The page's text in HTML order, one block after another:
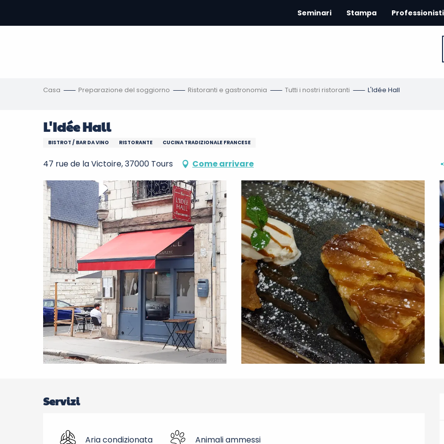
contenu
Seminari Stampa
Casa Preparazione del soggiorno Ristoranti e gastronomia Tutti i nostri ristoranti L'Idée Hall
L'Idée Hall
BISTROT / BAR DA VINO RISTORANTE CUCINA TRADIZIONALE FRANCESE
47 rue de la Victoire, 37000 Tours Come arrivare
Servizi
Aria condizionata Animali ammessi